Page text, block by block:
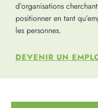
d’organisations
positionner en tant
les personnes.
DEVENIR UN